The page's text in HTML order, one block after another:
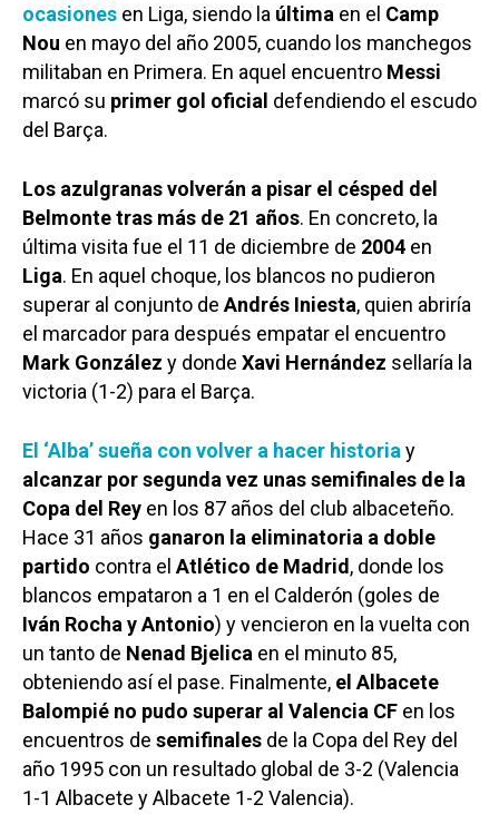
ocasiones en Liga, siendo la última en el Camp
Nou en mayo del año 2005, cuando los manchegos
militaban en Primera. En aquel encuentro Messi
marcó su primer gol oficial defendiendo el escudo
del Barça.
Los azulgranas volverán a pisar el césped del
Belmonte tras más de 21 años. En concreto, la
última visita fue el 11 de diciembre de 2004 en
Liga. En aquel choque, los blancos no pudieron
superar al conjunto de Andrés Iniesta, quien abriría
el marcador para después empatar el encuentro
Mark González y donde Xavi Hernández sellaría la
victoria (1-2) para el Barça.
El ‘Alba’ sueña con volver a hacer historia y
alcanzar por segunda vez unas semifinales de la
Copa del Rey en los 87 años del club albaceteño.
Hace 31 años ganaron la eliminatoria a doble
partido contra el Atlético de Madrid, donde los
blancos empataron a 1 en el Calderón (goles de
Iván Rocha y Antonio) y vencieron en la vuelta con
un tanto de Nenad Bjelica en el minuto 85,
obteniendo así el pase. Finalmente, el Albacete
Balompié no pudo superar al Valencia CF en los
encuentros de semifinales de la Copa del Rey del
año 1995 con un resultado global de 3-2 (Valencia
1-1 Albacete y Albacete 1-2 Valencia).